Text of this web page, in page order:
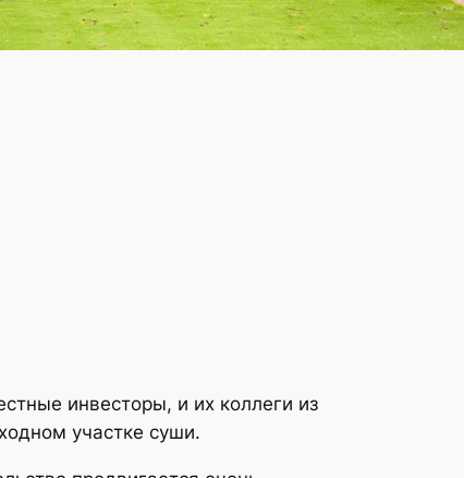
инвесторы, и их коллеги из
участке суши.